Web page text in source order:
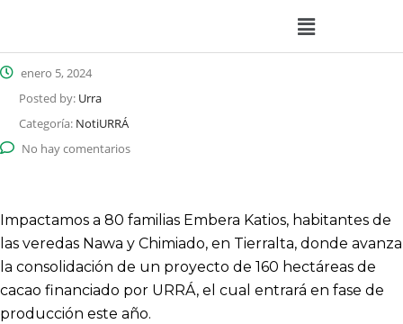
enero 5, 2024
Posted by: Urra
Categoría: NotiURRÁ
No hay comentarios
Impactamos a 80 familias Embera Katios, habitantes de
las veredas Nawa y Chimiado, en Tierralta, donde avanza
la consolidación de un proyecto de 160 hectáreas de
cacao financiado por URRÁ, el cual entrará en fase de
producción este año.